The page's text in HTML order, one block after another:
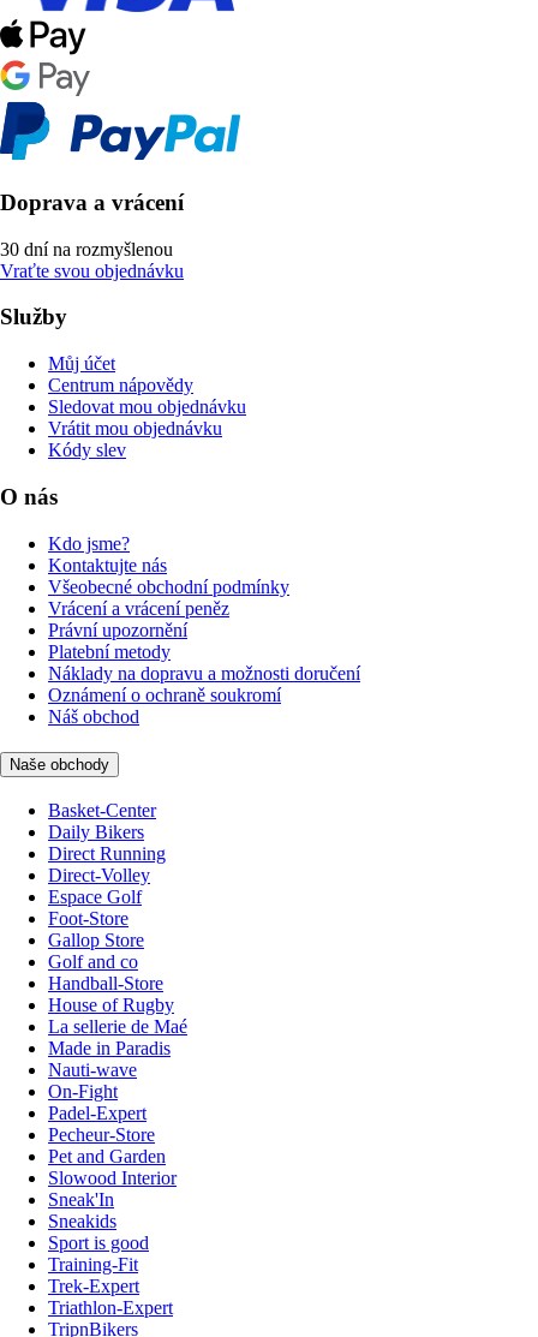
Doprava a vrácení
30 dní na rozmyšlenou
Vraťte svou objednávku
Služby
Můj účet
Centrum nápovědy
Sledovat mou objednávku
Vrátit mou objednávku
Kódy slev
O nás
Kdo jsme?
Kontaktujte nás
Všeobecné obchodní podmínky
Vrácení a vrácení peněz
Právní upozornění
Platební metody
Náklady na dopravu a možnosti doručení
Oznámení o ochraně soukromí
Náš obchod
Naše obchody
Basket-Center
Daily Bikers
Direct Running
Direct-Volley
Espace Golf
Foot-Store
Gallop Store
Golf and co
Handball-Store
House of Rugby
La sellerie de Maé
Made in Paradis
Nauti-wave
On-Fight
Padel-Expert
Pecheur-Store
Pet and Garden
Slowood Interior
Sneak'In
Sneakids
Sport is good
Training-Fit
Trek-Expert
Triathlon-Expert
TripnBikers